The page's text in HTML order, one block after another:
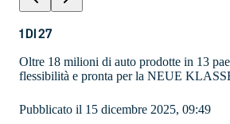
1DI27
Oltre 18 milioni di auto prodotte in 13
flessibilità e pronta per la NEUE
Pubblicato il 15 dicembre 2025, 09:49